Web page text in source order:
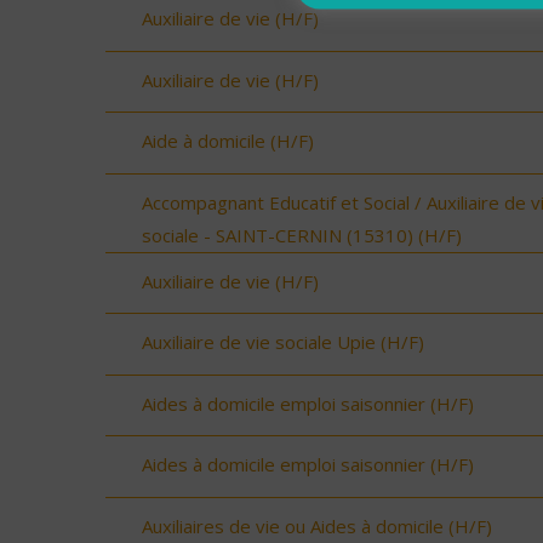
Auxiliaire de vie (H/F)
Auxiliaire de vie (H/F)
Aide à domicile (H/F)
Accompagnant Educatif et Social / Auxiliaire de
sociale - SAINT-CERNIN (15310) (H/F)
Auxiliaire de vie (H/F)
Auxiliaire de vie sociale Upie (H/F)
Aides à domicile emploi saisonnier (H/F)
Aides à domicile emploi saisonnier (H/F)
Auxiliaires de vie ou Aides à domicile (H/F)